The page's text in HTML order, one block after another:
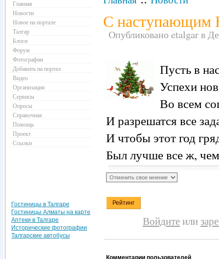
С наступающим
Опубликовано etalgar в
Пусть в
Успехи
Во всем
И разрешатся все
И чтобы этот год
Был лучше все ж,
Войдитеили
Комментарии пользователей
Главная
Новости
Новое на портале
Талгар
Блоги
Форум
Фотографии
Добавить на портал
Видео
Организации
Сервисы
Опросы
Справочная
Помощь
Проект
Ссылки
Гостиницы в Талгаре
Гостиницы Алматы на карте
Аптеки в Талгаре
Исторические фотографии
Талгарские автобусы